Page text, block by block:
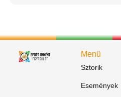
Menü
Sztorik
Események